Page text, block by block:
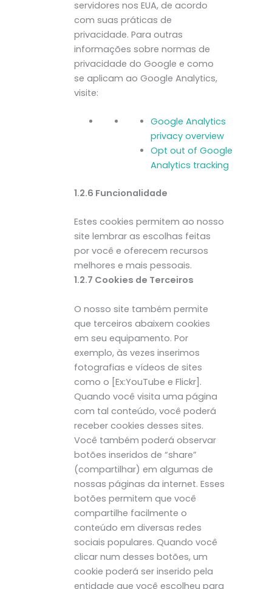
servidores nos EUA, de acordo
com suas práticas de
privacidade. Para outras
informações sobre normas de
privacidade do Google e como
se aplicam ao Google Analytics,
visite:
Google Analytics
privacy overview
Opt out of Google
Analytics tracking
1.2.6 Funcionalidade
Estes cookies permitem ao nosso
site lembrar as escolhas feitas
por você e oferecem recursos
melhores e mais pessoais.
1.2.7 Cookies de Terceiros
O nosso site também permite
que terceiros abaixem cookies
em seu equipamento. Por
exemplo, às vezes inserimos
fotografias e vídeos de sites
como o [Ex:YouTube e Flickr].
Quando você visita uma página
com tal conteúdo, você poderá
receber cookies desses sites.
Você também poderá observar
botões inseridos de “share”
(compartilhar) em algumas de
nossas páginas da internet. Esses
botões permitem que você
compartilhe facilmente o
conteúdo em diversas redes
sociais populares. Quando você
clicar num desses botões, um
cookie poderá ser inserido pela
entidade que você escolheu para